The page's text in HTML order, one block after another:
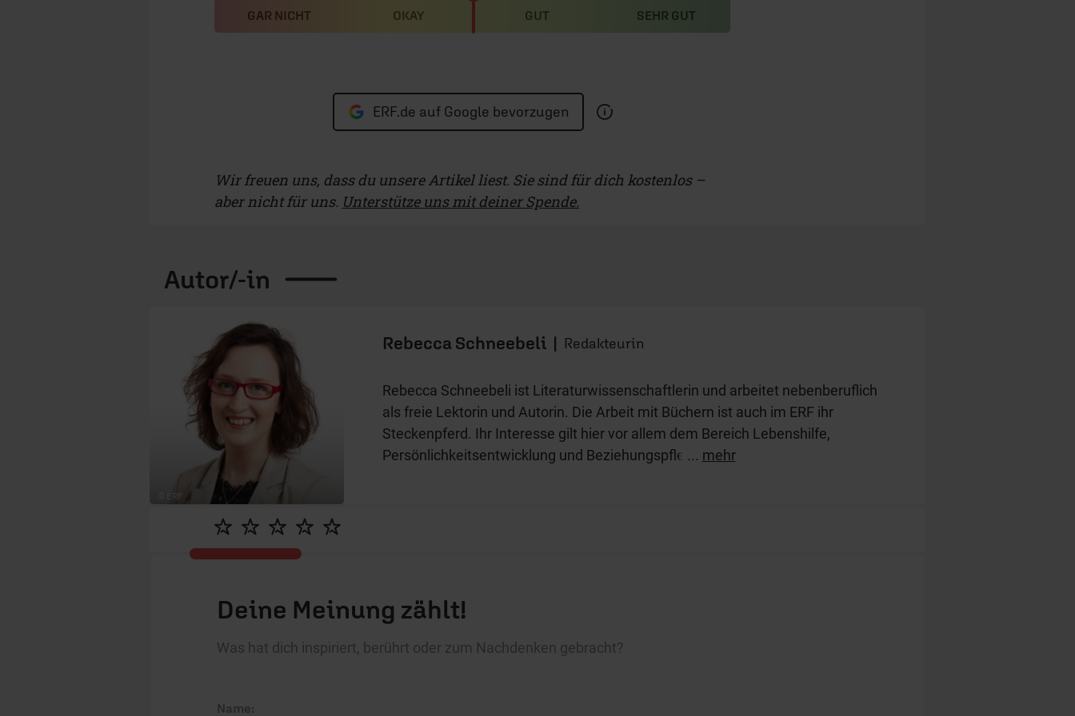
GAR NICHT OKAY GUT SEHR GUT
ERF.de auf Google bevorzugen
Wir freuen uns, dass du unsere Artikel liest. Sie sind für dich kostenlos –
aber nicht für uns. Unterstütze uns mit deiner Spende.
Autor/-in
© ERF
Rebecca Schneebeli| Redakteurin
Rebecca Schneebeli ist Literaturwissenschaftlerin und arbeitet nebenberuflich
als freie Lektorin und Autorin. Die Arbeit mit Büchern ist auch im ERF ihr
Steckenpferd. Ihr Interesse gilt hier vor allem dem Bereich Lebenshilfe,
Persönlichkeitsentwicklung und Beziehungspflege. Mit Artikeln zu relevanten
... mehr
Deine Meinung zählt!
Was hat dich inspiriert, berührt oder zum Nachdenken gebracht?
Name: